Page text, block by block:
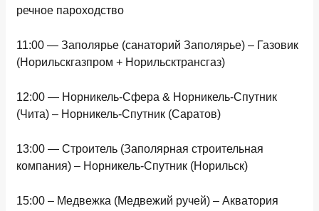
речное пароходство
11:00 — Заполярье (санаторий Заполярье) – Газовик
(Норильскгазпром + Норильсктрансгаз)
12:00 — Норникель-Сфера & Норникель-Спутник
(Чита) – Норникель-Спутник (Саратов)
13:00 — Строитель (Заполярная строительная
компания) – Норникель-Спутник (Норильск)
15:00 – Медвежка (Медвежий ручей) – Акватория